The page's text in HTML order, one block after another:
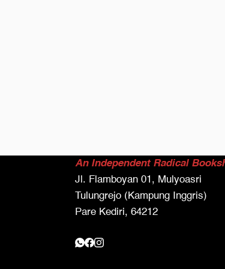
An Independent Radical
Jl. Flamboyan 01, Mulyoasri
Tulungrejo (Kampung Inggris)
Pare Kediri, 64212